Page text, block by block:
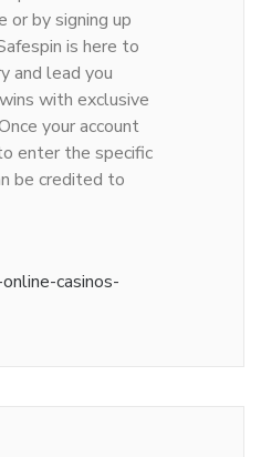
or by signing up
is here to
and lead you
with exclusive
your account
enter the specific
be credited to
casinos-